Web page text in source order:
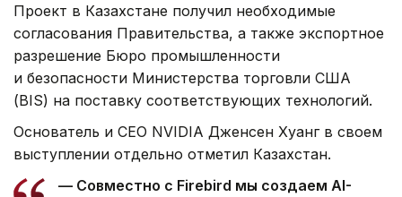
Проект в Казахстане получил необходимые
согласования Правительства, а также экспортное
разрешение Бюро промышленности
и безопасности Министерства торговли США
(BIS) на поставку соответствующих технологий.
Основатель и CEO NVIDIA Дженсен Хуанг в своем
выступлении отдельно отметил Казахстан.
— Совместно с Firebird мы создаем AI-